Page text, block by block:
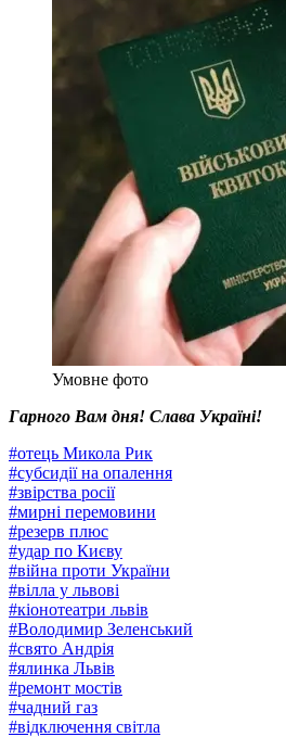
Умовне фото
Гарного Вам дня! Слава Україні!
#отець Микола Рик
#субсидії на опалення
#звірства росії
#мирні перемовини
#резерв плюс
#удар по Києву
#війна проти України
#вілла у львові
#кіонотеатри львів
#Володимир Зеленський
#свято Андрія
#ялинка Львів
#ремонт мостів
#чадний газ
#відключення світла